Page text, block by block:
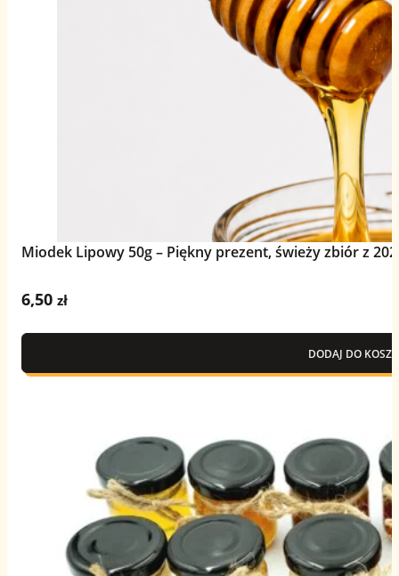
Miodek Lipowy 50g – Piękny prezent, świeży zbiór z
6,50zł
DODAJ DO